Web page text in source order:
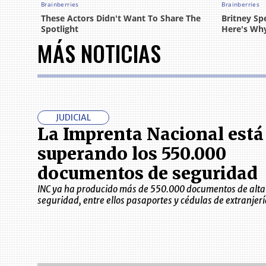
MÁS NOTICIAS
JUDICIAL
La Imprenta Nacional está
superando los 550.000
documentos de seguridad
INC ya ha producido más de 550.000 documentos de alta
seguridad, entre ellos pasaportes y cédulas de